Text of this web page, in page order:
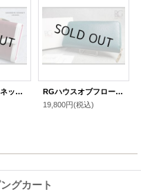
キャサリン ハムネット ロンドン がま口 二つ折り財布
RGハウスオブフローレンス豚革ラウンドジップ長財布
19,800円(税込)
グカート